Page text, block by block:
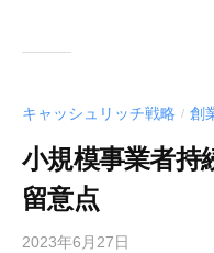
キャッシュリッチ戦略 / 創
小規模事業者持
留意点
2023年6月27日